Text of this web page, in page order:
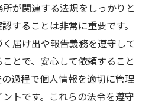
が関連する法規をしっかりと
することは非常に重要です。
届け出や報告義務を遵守して
とで、安心して依頼すること
過程で個人情報を適切に管理
トです。これらの法令を遵守